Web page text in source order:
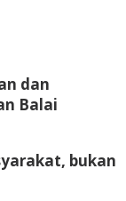
dan
Balai
bukan